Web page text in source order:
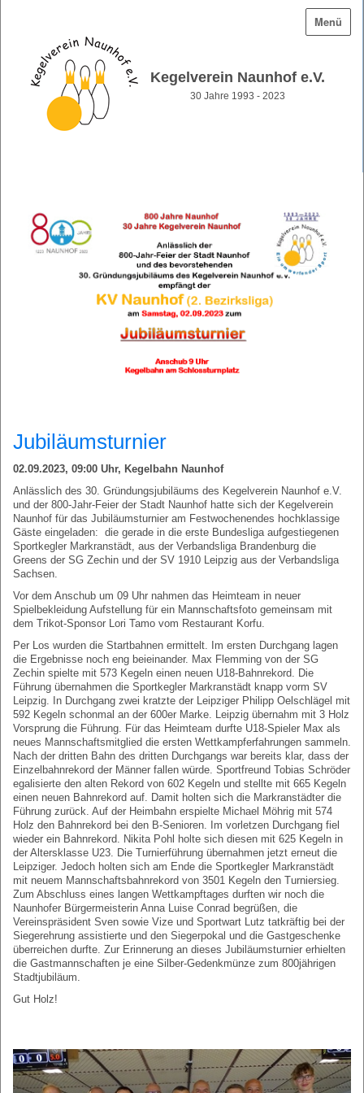
Menü
Kegelverein Naunhof e.V.
30 Jahre 1993 - 2023
Jubiläumsturnier
02.09.2023, 09:00 Uhr, Kegelbahn Naunhof
Anlässlich des 30. Gründungsjubiläums des Kegelverein Naunhof e.V.
und der 800-Jahr-Feier der Stadt Naunhof hatte sich der Kegelverein
Naunhof für das Jubiläumsturnier am Festwochenendes hochklassige
Gäste eingeladen: die gerade in die erste Bundesliga aufgestiegenen
Sportkegler Markranstädt, aus der Verbandsliga Brandenburg die
Greens der SG Zechin und der SV 1910 Leipzig aus der Verbandsliga
Sachsen.
Vor dem Anschub um 09 Uhr nahmen das Heimteam in neuer
Spielbekleidung Aufstellung für ein Mannschaftsfoto gemeinsam mit
dem Trikot-Sponsor Lori Tamo vom Restaurant Korfu.
Per Los wurden die Startbahnen ermittelt. Im ersten Durchgang lagen
die Ergebnisse noch eng beieinander. Max Flemming von der SG
Zechin spielte mit 573 Kegeln einen neuen U18-Bahnrekord. Die
Führung übernahmen die Sportkegler Markranstädt knapp vorm SV
Leipzig. In Durchgang zwei kratzte der Leipziger Philipp Oelschlägel mit
592 Kegeln schonmal an der 600er Marke. Leipzig übernahm mit 3 Holz
Vorsprung die Führung. Für das Heimteam durfte U18-Spieler Max als
neues Mannschaftsmitglied die ersten Wettkampferfahrungen sammeln.
Nach der dritten Bahn des dritten Durchgangs war bereits klar, dass der
Einzelbahnrekord der Männer fallen würde. Sportfreund Tobias Schröder
egalisierte den alten Rekord von 602 Kegeln und stellte mit 665 Kegeln
einen neuen Bahnrekord auf. Damit holten sich die Markranstädter die
Führung zurück. Auf der Heimbahn erspielte Michael Möhrig mit 574
Holz den Bahnrekord bei den B-Senioren. Im vorletzen Durchgang fiel
wieder ein Bahnrekord. Nikita Pohl holte sich diesen mit 625 Kegeln in
der Altersklasse U23. Die Turnierführung übernahmen jetzt erneut die
Leipziger. Jedoch holten sich am Ende die Sportkegler Markranstädt
mit neuem Mannschaftsbahnrekord von 3501 Kegeln den Turniersieg.
Zum Abschluss eines langen Wettkampftages durften wir noch die
Naunhofer Bürgermeisterin Anna Luise Conrad begrüßen, die
Vereinspräsident Sven sowie Vize und Sportwart Lutz tatkräftig bei der
Siegerehrung assistierte und den Siegerpokal und die Gastgeschenke
überreichen durfte. Zur Erinnerung an dieses Jubiläumsturnier erhielten
die Gastmannschaften je eine Silber-Gedenkmünze zum 800jährigen
Stadtjubiläum.
Gut Holz!